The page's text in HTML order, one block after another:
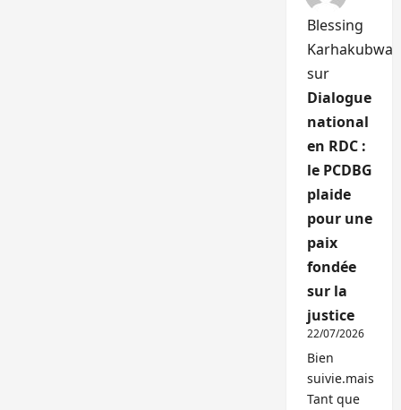
Blessing
Karhakubwa
sur
Dialogue
national
en RDC :
le PCDBG
plaide
pour une
paix
fondée
sur la
justice
22/07/2026
Bien
suivie.mais
Tant que